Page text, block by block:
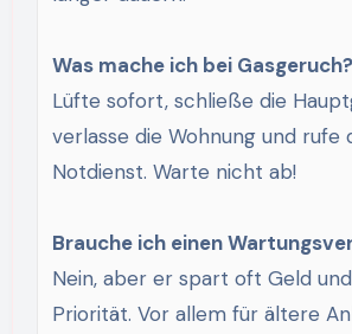
Was mache ich bei Gasgeruch?
Lüfte sofort, schließe die
verlasse die Wohnung und rufe
Notdienst. Warte nicht ab!
Brauche ich einen
Nein, aber er spart oft Geld
Priorität. Vor allem für ältere